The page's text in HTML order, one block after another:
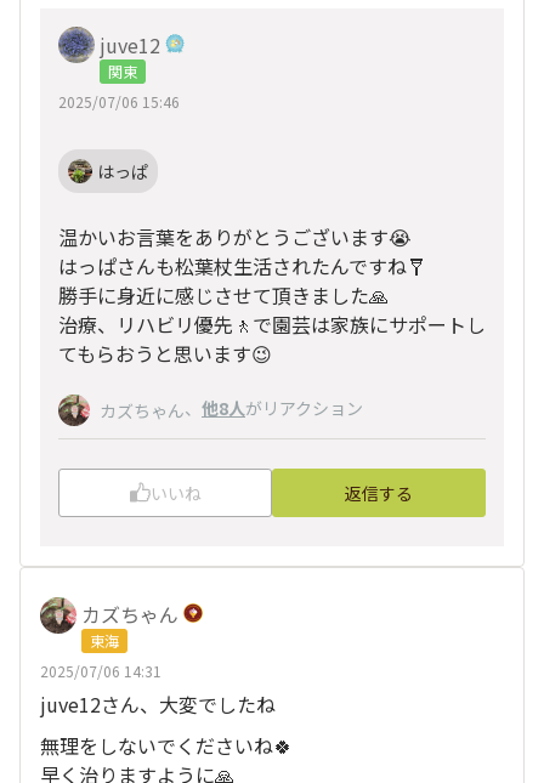
juve12
関東
2025/07/06 15:46
はっぱ
温かいお言葉をありがとうございます😭
はっぱさんも松葉杖生活されたんですね🩼
勝手に身近に感じさせて頂きました🙏
治療、リハビリ優先🚶で園芸は家族にサポートし
てもらおうと思います😉
カズちゃん、 他8人がリアクション
いいね 返信する
カズちゃん
東海
2025/07/06 14:31
juve12さん、大変でしたね
無理をしないでくださいね🍀
早く治りますように🙏